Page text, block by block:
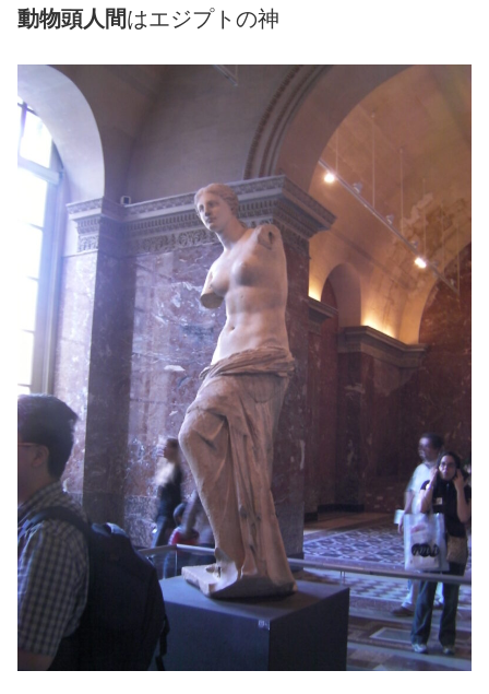
動物頭人間はエジプトの神